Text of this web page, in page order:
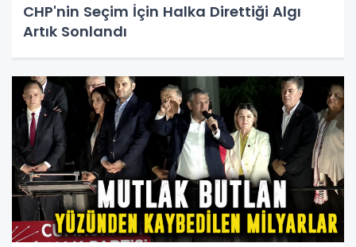
CHP'nin Seçim İçin Halka Direttiği Algı
Artık Sonlandı